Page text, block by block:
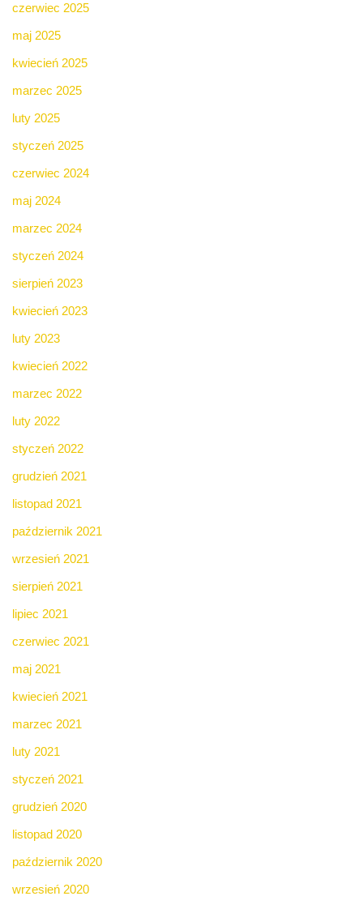
czerwiec 2025
maj 2025
kwiecień 2025
marzec 2025
luty 2025
styczeń 2025
czerwiec 2024
maj 2024
marzec 2024
styczeń 2024
sierpień 2023
kwiecień 2023
luty 2023
kwiecień 2022
marzec 2022
luty 2022
styczeń 2022
grudzień 2021
listopad 2021
październik 2021
wrzesień 2021
sierpień 2021
lipiec 2021
czerwiec 2021
maj 2021
kwiecień 2021
marzec 2021
luty 2021
styczeń 2021
grudzień 2020
listopad 2020
październik 2020
wrzesień 2020